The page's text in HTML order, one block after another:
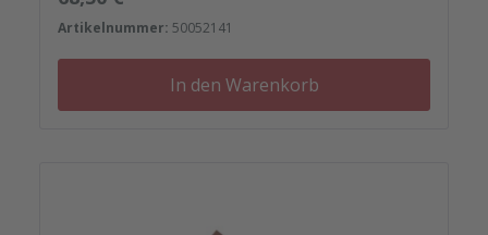
Reparaturplättchen.
Artikelnummer: 50052141
In den Warenkorb